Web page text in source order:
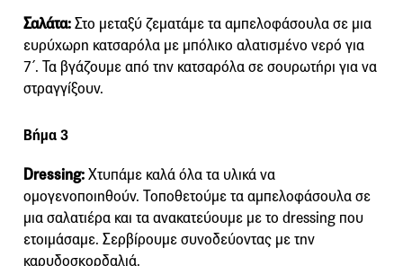
Σαλάτα:Στο μεταξύ ζεματάμε τα αμπελοφάσουλα σε μια
ευρύχωρη κατσαρόλα με μπόλικο αλατισμένο νερό για
7΄. Τα βγάζουμε από την κατσαρόλα σε σουρωτήρι για να
στραγγίξουν.
Βήμα 3
Dressing:Χτυπάμε καλά όλα τα υλικά να
ομογενοποιηθούν. Τοποθετούμε τα αμπελοφάσουλα σε
μια σαλατιέρα και τα ανακατεύουμε με το dressing που
ετοιμάσαμε. Σερβίρουμε συνοδεύοντας με την
καρυδοσκορδαλιά.